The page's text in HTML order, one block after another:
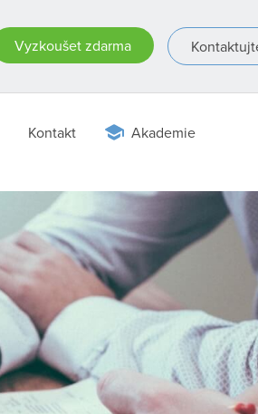
Vyzkoušet zdarma
Kontakt Akademie